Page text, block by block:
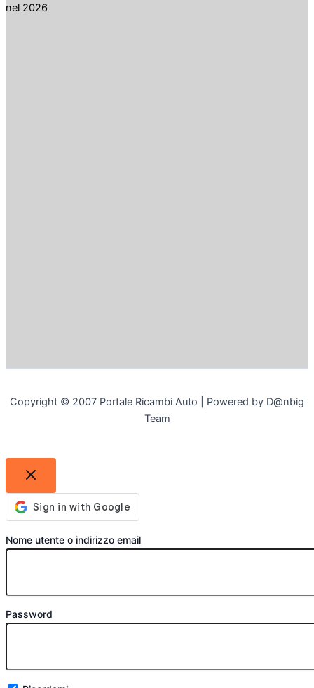
nel 2026
Copyright © 2007 Portale Ricambi Auto | Powered by D@nbig
Team
Nome utente o indirizzo email
Password